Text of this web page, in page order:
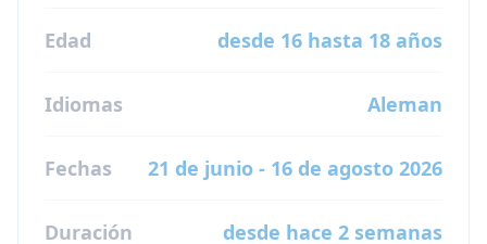
Edad desde 16 hasta 18 años
Idiomas Aleman
Fechas 21 de junio - 16 de agosto 2026
Duración desde hace 2 semanas